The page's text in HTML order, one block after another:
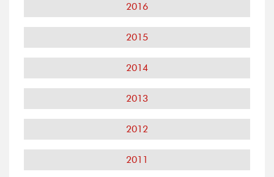
2016
2015
2014
2013
2012
2011